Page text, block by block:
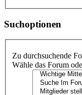
Suchoptionen
Zu durchsuchende
Wähle das Forum